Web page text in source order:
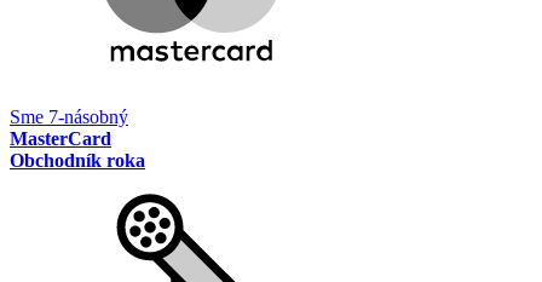
Sme 7-násobný
MasterCard
Obchodník roka